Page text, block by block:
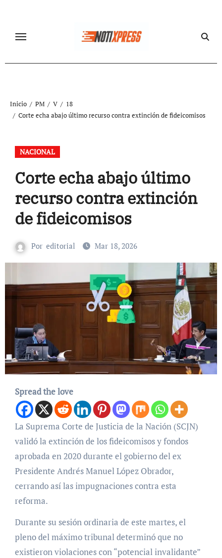
contenido
Inicio PM V
18
Corte echa abajo último recurso contra extinción de fideicomisos
NACIONAL
Corte echa abajo último
recurso contra extinción
de fideicomisos
Por editorial Mar 18, 2026
Spread the love
La Suprema Corte de Justicia de la Nación (SCJN)
validó la extinción de los fideicomisos y fondos
aprobada en 2020 durante el gobierno del ex
Presidente Andrés Manuel López Obrador,
cerrando así las impugnaciones contra esta
reforma.
Durante su sesión ordinaria de este martes, el
pleno del máximo tribunal determinó que no
existieron violaciones con “potencial invalidante”